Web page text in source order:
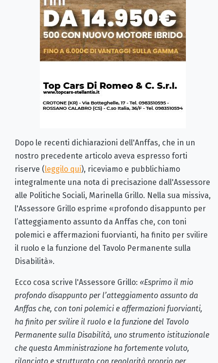
Dopo le recenti dichiarazioni dell'Anffas, che in un
nostro precedente articolo aveva espresso forti
riserve (leggilo qui), riceviamo e pubblichiamo
integralmente una nota di precisazione dall'Assessore
alle Politiche Sociali, Marinella Grillo. Nella sua missiva,
l'Assessore Grillo esprime «profondo disappunto per
l’atteggiamento assunto da Anffas che, con toni
polemici e affermazioni fuorvianti, ha finito per svilire
il ruolo e la funzione del Tavolo Permanente sulla
Disabilità».
Ecco cosa scrive l'Assessore Grillo: «Esprimo il mio
profondo disappunto per l’atteggiamento assunto da
Anffas che, con toni polemici e affermazioni fuorvianti,
ha finito per svilire il ruolo e la funzione del Tavolo
Permanente sulla Disabilità, uno strumento istituzionale
che questa Amministrazione ha fortemente voluto,